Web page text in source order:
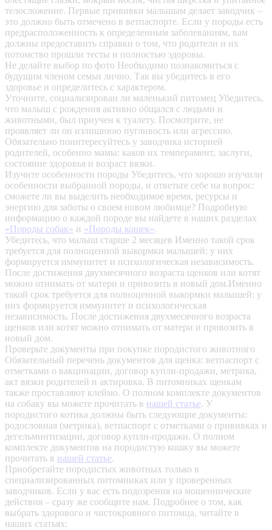
телосложение. Первые прививки малышам делает заводчик –
это должно быть отмечено в ветпаспорте. Если у породы есть
предрасположенность к определенным заболеваниям, вам
должны предоставить справки о том, что родители и их
потомство прошли тесты и полностью здоровы.
Не делайте выбор по фото Необходимо познакомиться с
будущим членом семьи лично. Так вы убедитесь в его
здоровье и определитесь с характером.
Уточните, социализирован ли маленький питомец Убедитесь,
что малыш с рождения активно общался с людьми и
животными, был приучен к туалету. Посмотрите, не
проявляет ли он излишнюю пугливость или агрессию.
Обязательно поинтересуйтесь у заводчика историей
родителей, особенно мамы: каков их темперамент, заслуги,
состояние здоровья и возраст вязки.
Изучите особенности породы Убедитесь, что хорошо изучили
особенности выбранной породы, и ответьте себе на вопрос:
сможете ли вы выделить необходимое время, ресурсы и
энергию для заботы о своем новом любимце? Подробную
информацию о каждой породе вы найдете в наших разделах
«Породы собак» и «Породы кошек».
Убедитесь, что малыш старше 2 месяцев Именно такой срок
требуется для полноценной выкормки малышей: у них
формируется иммунитет и психологическая независимость.
После достижения двухмесячного возраста щенков или котят
можно отнимать от матери и привозить в новый дом.Именно
такой срок требуется для полноценной выкормки малышей: у
них формируется иммунитет и психологическая
независимость. После достижения двухмесячного возраста
щенков или котят можно отнимать от матери и привозить в
новый дом.
Проверьте документы при покупке породистого животного
Обязательный перечень документов для щенка: ветпаспорт с
отметками о вакцинации, договор купли-продажи, метрика,
акт вязки родителей и актировка. В питомниках щенкам
также проставляют клеймо. О полном комплекте документов
на собаку вы можете прочитать в нашей статье. У
породистого котика должны быть следующие документы:
родословная (метрика), ветпаспорт с отметками о прививках и
дегельминтизации, договор купли-продажи. О полном
комплекте документов на породистую кошку вы можете
прочитать в нашей статье.
Приобретайте породистых животных только в
специализированных питомниках или у проверенных
заводчиков. Если у вас есть подозрения на мошеннические
действия – сразу же сообщите нам. Подробнее о том, как
выбрать здорового и чистокровного питомца, читайте в
наших статьях: